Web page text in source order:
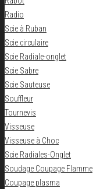
Radio
Scie à Ruban
Scie circulaire
Scie Radiale-onglet
Scie Sabre
Scie Sauteuse
Souffleur
Tournevis
Visseuse
Visseuse à Choc
Scie Radiales-Onglet
Soudage Coupage Flamme
Coupage plasma